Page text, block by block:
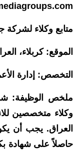
متابع وكلاء لشركة
الموقع: كربلاء،
التخصص: إدارة
ملخص الوظيفة:
وكلاء متخصصين
العراق. يجب أن
حاصلاً على شهادة